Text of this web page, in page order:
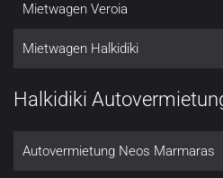
Mietwagen Veroia
Mietwagen Halkidiki
Halkidiki
Autovermietung Neos Marmaras